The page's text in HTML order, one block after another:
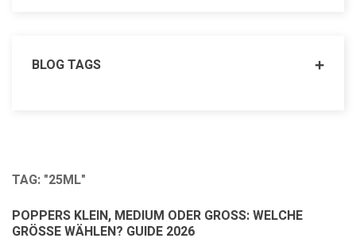
BLOG TAGS
TAG: "25ML"
POPPERS KLEIN, MEDIUM ODER GROSS: WELCHE G
RÖSSE WÄHLEN? GUIDE 2026